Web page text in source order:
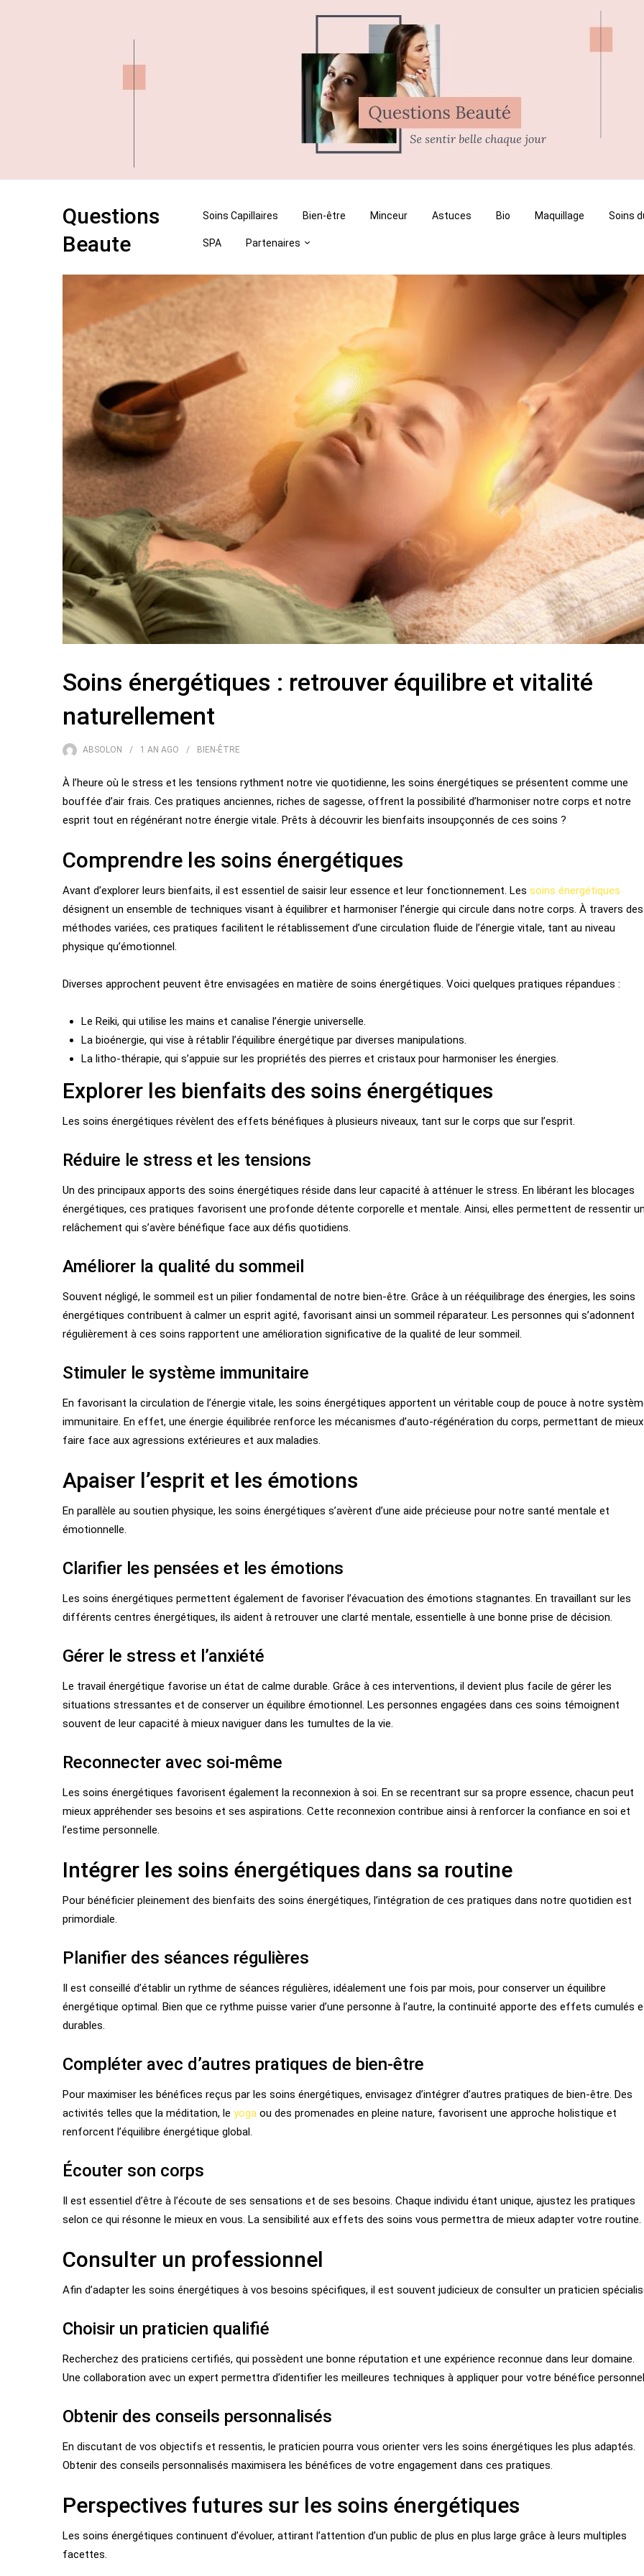
Questions
Beaute
Soins Capillaires Bien-être Minceur Astuces Bio Maquillage Soins
SPA Partenaires
Soins énergétiques : retrouver équilibre et vitalité
naturellement
ABSOLON 1 AN AGO BIEN-ÊTRE
À l’heure où le stress et les tensions rythment notre vie quotidienne, les soins énergétiques se présentent comme une
bouffée d’air frais. Ces pratiques anciennes, riches de sagesse, offrent la possibilité d’harmoniser notre corps et notre
esprit tout en régénérant notre énergie vitale. Prêts à découvrir les bienfaits insoupçonnés de ces soins ?
Comprendre les soins énergétiques
Avant d’explorer leurs bienfaits, il est essentiel de saisir leur essence et leur fonctionnement. Les soins énergétiques
désignent un ensemble de techniques visant à équilibrer et harmoniser l’énergie qui circule dans notre corps. À travers des
méthodes variées, ces pratiques facilitent le rétablissement d’une circulation fluide de l’énergie vitale, tant au niveau
physique qu’émotionnel.
Diverses approchent peuvent être envisagées en matière de soins énergétiques. Voici quelques pratiques répandues :
Le Reiki, qui utilise les mains et canalise l’énergie universelle.
La bioénergie, qui vise à rétablir l’équilibre énergétique par diverses manipulations.
La litho-thérapie, qui s’appuie sur les propriétés des pierres et cristaux pour harmoniser les énergies.
Explorer les bienfaits des soins énergétiques
Les soins énergétiques révèlent des effets bénéfiques à plusieurs niveaux, tant sur le corps que sur l’esprit.
Réduire le stress et les tensions
Un des principaux apports des soins énergétiques réside dans leur capacité à atténuer le stress. En libérant les blocages
énergétiques, ces pratiques favorisent une profonde détente corporelle et mentale. Ainsi, elles permettent de ressentir
relâchement qui s’avère bénéfique face aux défis quotidiens.
Améliorer la qualité du sommeil
Souvent négligé, le sommeil est un pilier fondamental de notre bien-être. Grâce à un rééquilibrage des énergies, les soins
énergétiques contribuent à calmer un esprit agité, favorisant ainsi un sommeil réparateur. Les personnes qui s’adonnent
régulièrement à ces soins rapportent une amélioration significative de la qualité de leur sommeil.
Stimuler le système immunitaire
En favorisant la circulation de l’énergie vitale, les soins énergétiques apportent un véritable coup de pouce à notre
immunitaire. En effet, une énergie équilibrée renforce les mécanismes d’auto-régénération du corps, permettant de mieux
faire face aux agressions extérieures et aux maladies.
Apaiser l’esprit et les émotions
En parallèle au soutien physique, les soins énergétiques s’avèrent d’une aide précieuse pour notre santé mentale et
émotionnelle.
Clarifier les pensées et les émotions
Les soins énergétiques permettent également de favoriser l’évacuation des émotions stagnantes. En travaillant sur les
différents centres énergétiques, ils aident à retrouver une clarté mentale, essentielle à une bonne prise de décision.
Gérer le stress et l’anxiété
Le travail énergétique favorise un état de calme durable. Grâce à ces interventions, il devient plus facile de gérer les
situations stressantes et de conserver un équilibre émotionnel. Les personnes engagées dans ces soins témoignent
souvent de leur capacité à mieux naviguer dans les tumultes de la vie.
Reconnecter avec soi-même
Les soins énergétiques favorisent également la reconnexion à soi. En se recentrant sur sa propre essence, chacun peut
mieux appréhender ses besoins et ses aspirations. Cette reconnexion contribue ainsi à renforcer la confiance en soi et
l’estime personnelle.
Intégrer les soins énergétiques dans sa routine
Pour bénéficier pleinement des bienfaits des soins énergétiques, l’intégration de ces pratiques dans notre quotidien est
primordiale.
Planifier des séances régulières
Il est conseillé d’établir un rythme de séances régulières, idéalement une fois par mois, pour conserver un équilibre
énergétique optimal. Bien que ce rythme puisse varier d’une personne à l’autre, la continuité apporte des effets cumulés
durables.
Compléter avec d’autres pratiques de bien-être
Pour maximiser les bénéfices reçus par les soins énergétiques, envisagez d’intégrer d’autres pratiques de bien-être. Des
activités telles que la méditation, le yoga ou des promenades en pleine nature, favorisent une approche holistique et
renforcent l’équilibre énergétique global.
Écouter son corps
Il est essentiel d’être à l’écoute de ses sensations et de ses besoins. Chaque individu étant unique, ajustez les pratiques
selon ce qui résonne le mieux en vous. La sensibilité aux effets des soins vous permettra de mieux adapter votre routine.
Consulter un professionnel
Afin d’adapter les soins énergétiques à vos besoins spécifiques, il est souvent judicieux de consulter un praticien
Choisir un praticien qualifié
Recherchez des praticiens certifiés, qui possèdent une bonne réputation et une expérience reconnue dans leur domaine.
Une collaboration avec un expert permettra d’identifier les meilleures techniques à appliquer pour votre bénéfice
Obtenir des conseils personnalisés
En discutant de vos objectifs et ressentis, le praticien pourra vous orienter vers les soins énergétiques les plus adaptés.
Obtenir des conseils personnalisés maximisera les bénéfices de votre engagement dans ces pratiques.
Perspectives futures sur les soins énergétiques
Les soins énergétiques continuent d’évoluer, attirant l’attention d’un public de plus en plus large grâce à leurs multiples
facettes.